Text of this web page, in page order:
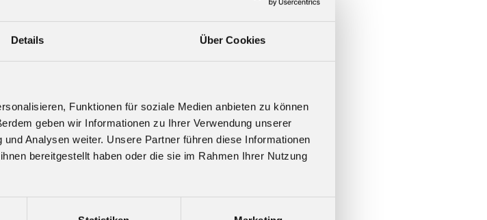
Details Über Cookies
Funktionen für soziale Medien anbieten zu können
geben wir Informationen zu Ihrer Verwendung unserer
Analysen weiter. Unsere Partner führen diese Informationen
bereitgestellt haben oder die sie im Rahmen Ihrer Nutzung